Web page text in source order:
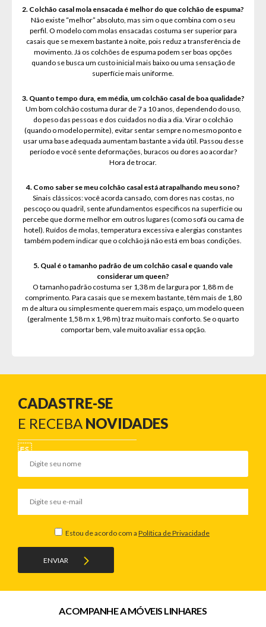
2. Colchão casal mola ensacada é melhor do que colchão de espuma?
Não existe “melhor” absoluto, mas sim o que combina com o seu
perfil. O modelo com molas ensacadas costuma ser superior para
casais que se mexem bastante à noite, pois reduz a transferência de
movimento. Já os colchões de espuma podem ser boas opções
quando se busca um custo inicial mais baixo ou uma sensação de
superfície mais uniforme.
3. Quanto tempo dura, em média, um colchão casal de boa qualidade?
Um bom colchão costuma durar de 7 a 10 anos, dependendo do uso,
do peso das pessoas e dos cuidados no dia a dia. Virar o colchão
(quando o modelo permite), evitar sentar sempre no mesmo ponto e
usar uma base adequada aumentam bastante a vida útil. Passou desse
período e você sente deformações, buracos ou dores ao acordar?
Hora de trocar.
4. Como saber se meu colchão casal está atrapalhando meu sono?
Sinais clássicos: você acorda cansado, com dores nas costas, no
pescoço ou quadril, sente afundamentos específicos na superfície ou
percebe que dorme melhor em outros lugares (como sofá ou cama de
hotel). Ruídos de molas, temperatura excessiva e alergias constantes
também podem indicar que o colchão já não está em boas condições.
5. Qual é o tamanho padrão de um colchão casal e quando vale
considerar um queen?
O tamanho padrão costuma ser 1,38 m de largura por 1,88 m de
comprimento. Para casais que se mexem bastante, têm mais de 1,80
m de altura ou simplesmente querem mais espaço, um modelo queen
(geralmente 1,58 m x 1,98 m) traz muito mais conforto. Se o quarto
comportar bem, vale muito avaliar essa opção.
CADASTRE-SE
E RECEBA NOVIDADES
ENVIAR
Estou de acordo com a Política de Privacidade
ACOMPANHE A MÓVEIS LINHARES